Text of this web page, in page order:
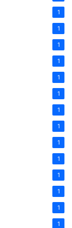
1
1
1
1
1
1
1
1
1
1
1
1
1
1